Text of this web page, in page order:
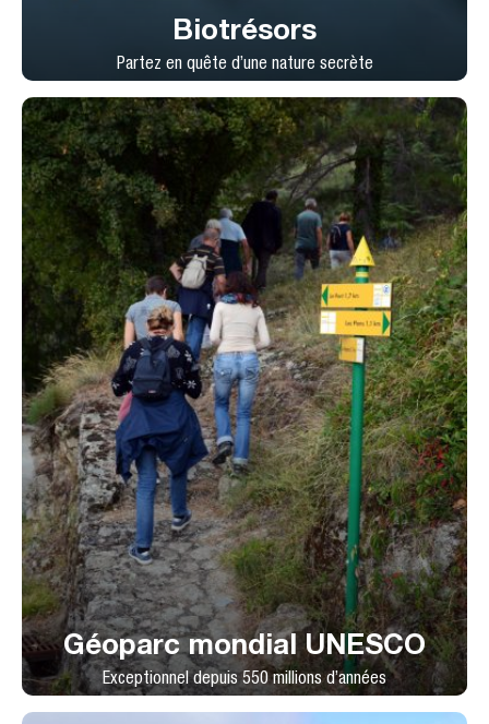
Biotrésors
Partez en quête d’une nature secrète
Géoparc mondial UNESCO
Exceptionnel depuis 550 millions d’années